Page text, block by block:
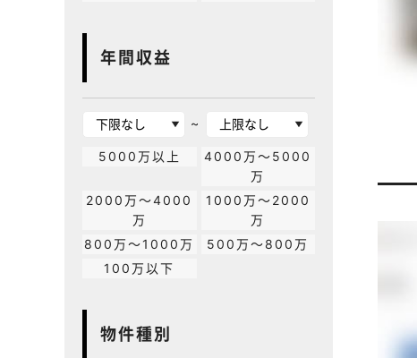
年間収益
~
5000万以上
4000万～5000
万
2000万～4000
万
1000万～2000
万
800万～1000万
500万～800万
100万以下
物件種別